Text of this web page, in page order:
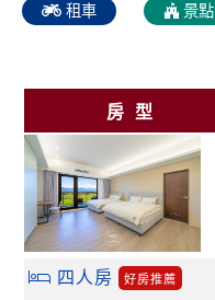
租車 景點
房型
四人房
好房推薦